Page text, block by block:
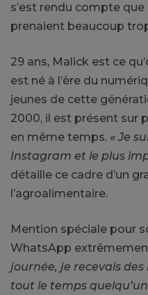
s’est rendu compte
prenaient beaucoup
29 ans, Malick est ce
est né à l’ère du
jeunes de cette
2000, il est présent sur
en même temps. « Je
Instagram et le plus
détaille ce cadre d’un
l’agroalimentaire.
Mention spéciale pour
WhatsApp
journée, je recevais
tout le temps